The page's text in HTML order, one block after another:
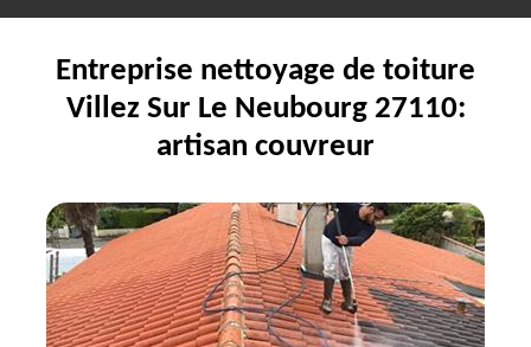
Entreprise nettoyage de toiture
Villez Sur Le Neubourg 27110:
artisan couvreur